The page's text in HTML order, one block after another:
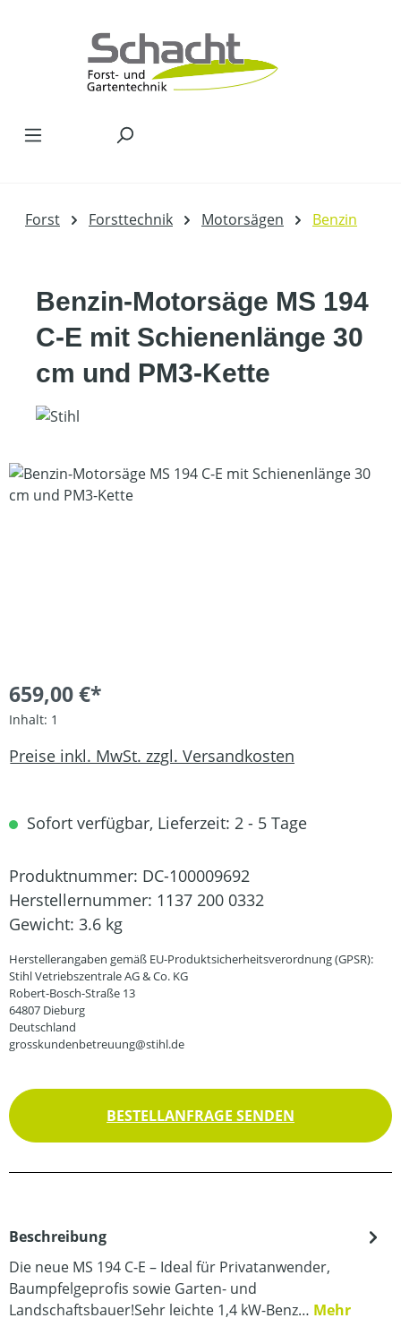
Forst Forsttechnik Motorsägen Benzin
Benzin-Motorsäge MS 194
C-E mit Schienenlänge 30
cm und PM3-Kette
Bildergalerie überspringen
659,00 €*
Inhalt: 1
Preise inkl. MwSt. zzgl. Versandkosten
Sofort verfügbar, Lieferzeit: 2 - 5 Tage
Produktnummer: DC-100009692
Herstellernummer: 1137 200 0332
Gewicht: 3.6 kg
Herstellerangaben gemäß EU-Produktsicherheitsverordnung (GPSR):
Stihl Vetriebszentrale AG & Co. KG
Robert-Bosch-Straße 13
64807 Dieburg
Deutschland
grosskundenbetreuung@stihl.de
BESTELLANFRAGE SENDEN
Beschreibung
Die neue MS 194 C-E – Ideal für Privatanwender,
Baumpfelgeprofis sowie Garten- und
Landschaftsbauer!Sehr leichte 1,4 kW-Benz… Mehr